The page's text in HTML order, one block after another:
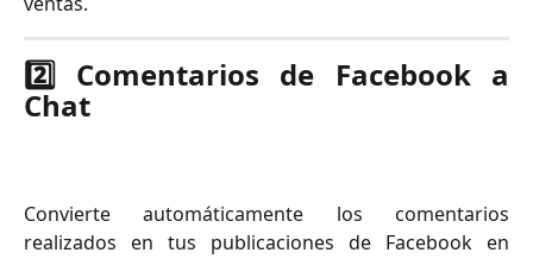
2️⃣ Comentarios de Facebook a
Chat
Convierte automáticamente los comentarios
realizados en tus publicaciones de Facebook en